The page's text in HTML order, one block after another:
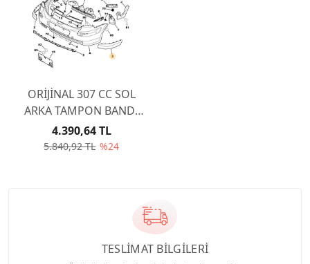
ORİJİNAL 307 CC SOL
ARKA TAMPON BANDI
7452Y9
5.840,92 TL %24
4.390,64 TL
TESLİMAT BİLGİLERİ